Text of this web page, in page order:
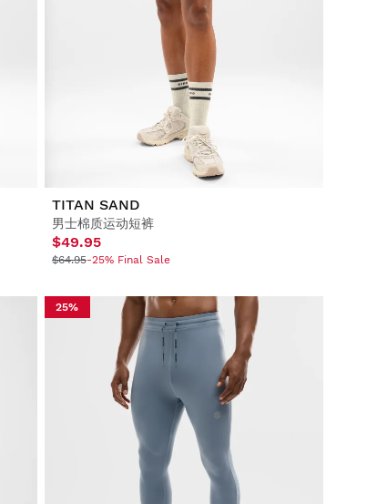
TITAN SAND
男士棉质运动短裤
$49.95
$64.95-25% Final Sale
25%